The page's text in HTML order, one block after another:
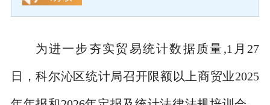
为进一步夯实贸易统计数据质量,1月27
日，科尔沁区统计局召开限额以上商贸业2025